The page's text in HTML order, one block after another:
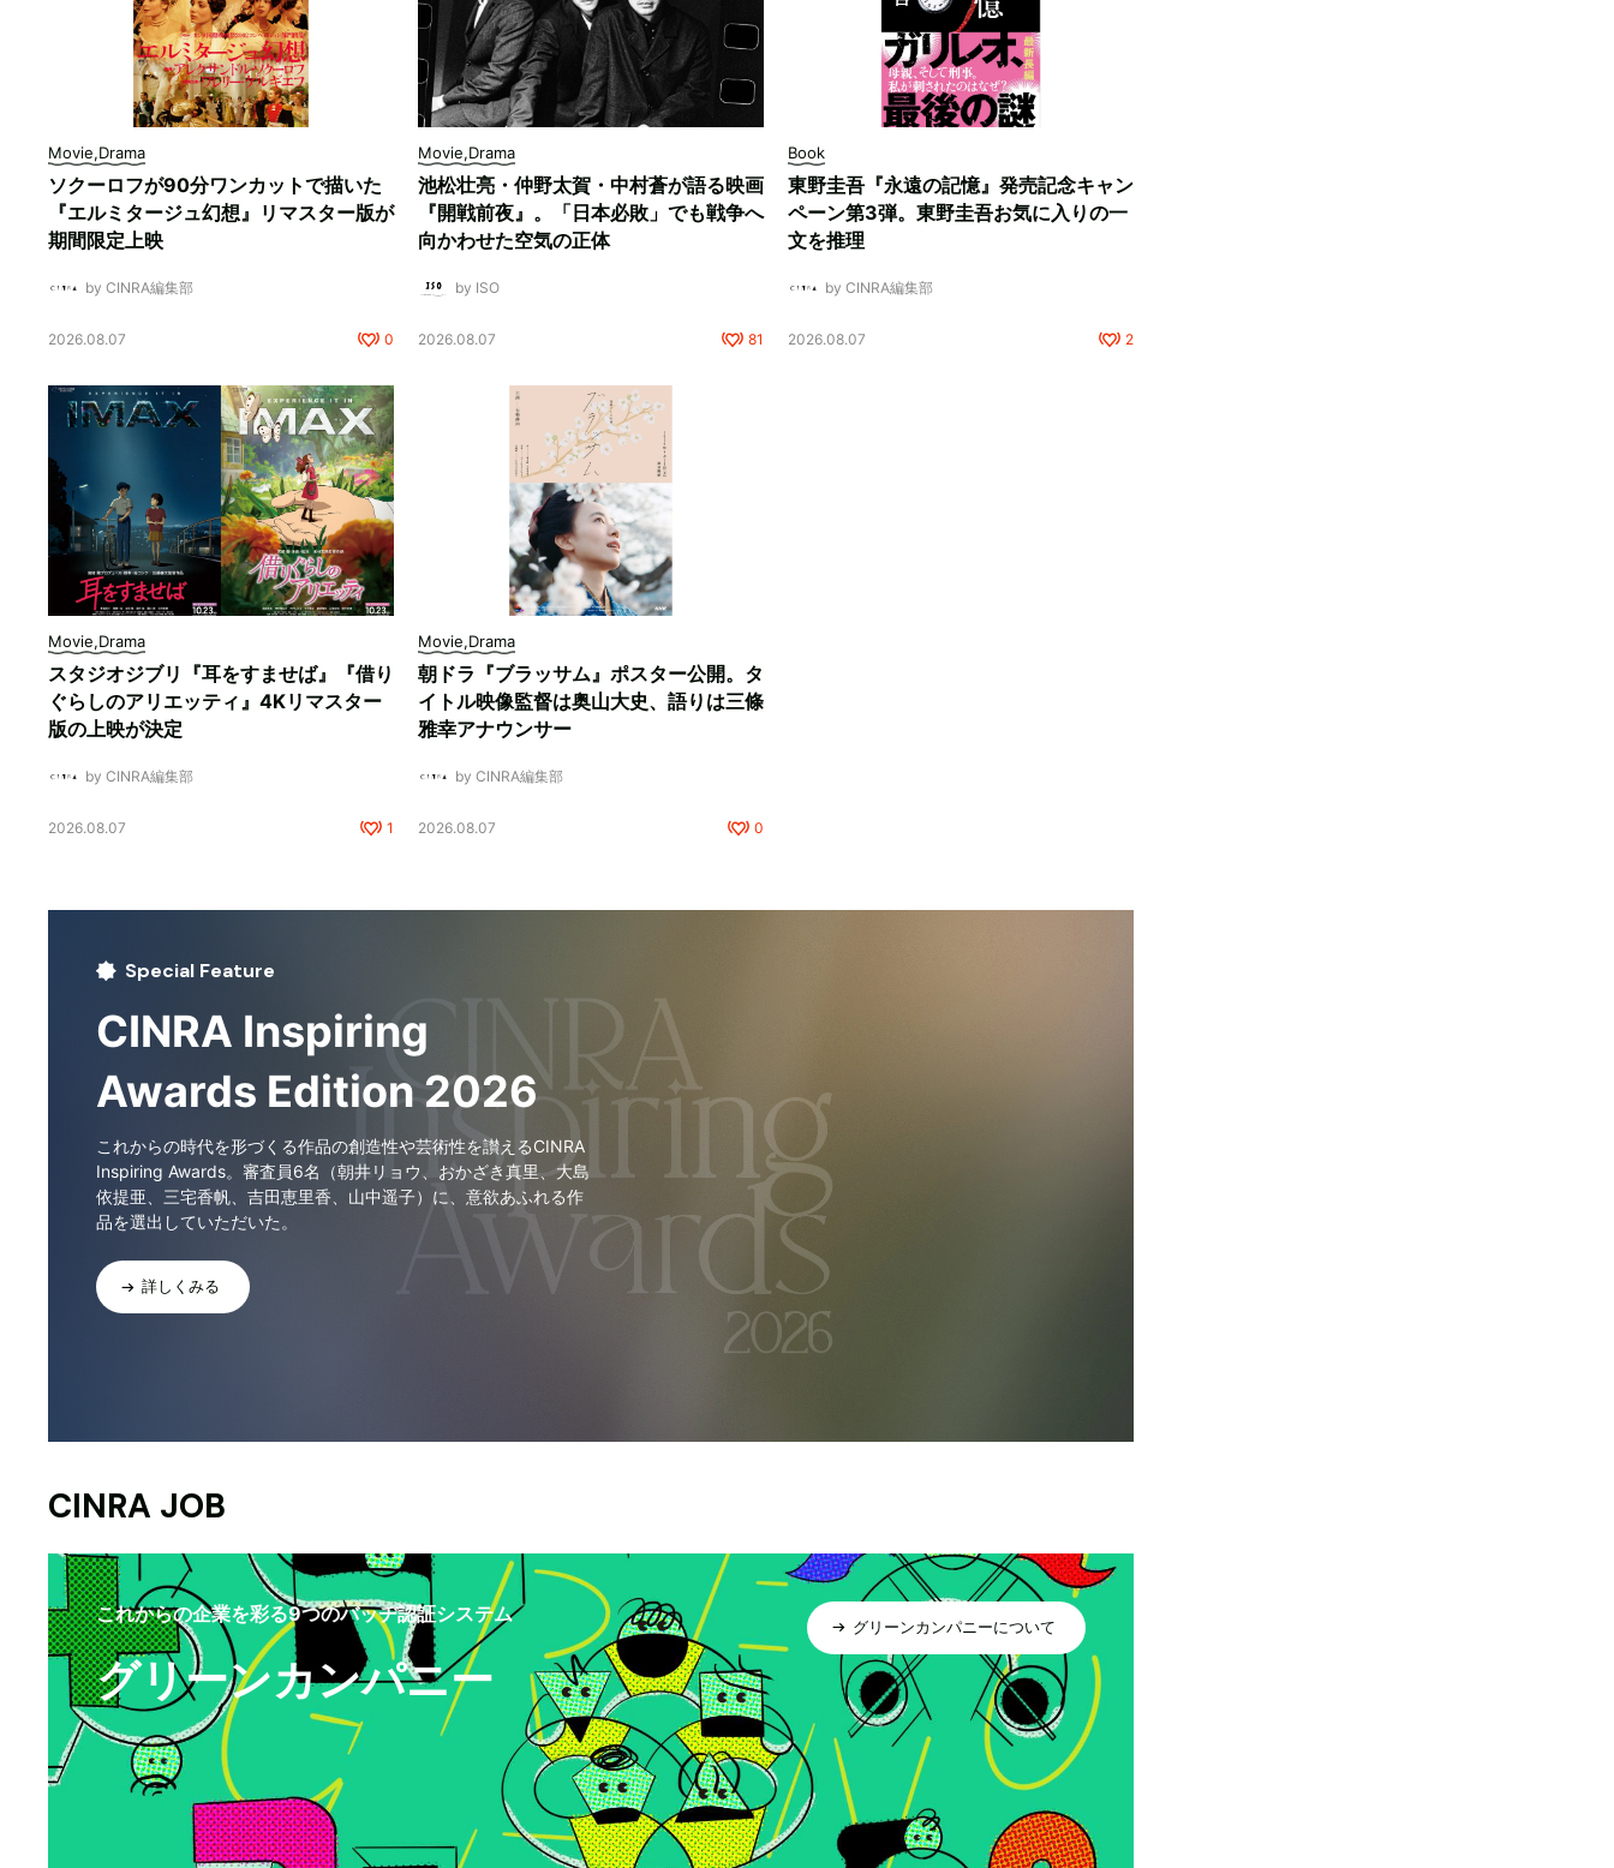
Movie,Drama
ソクーロフが90分ワンカットで描いた
『エルミタージュ幻想』リマスター版が
期間限定上映
by CINRA編集部
2026.08.07 0
Movie,Drama
池松壮亮・仲野太賀・中村蒼が語る映画
『開戦前夜』。「日本必敗」でも戦争へ
向かわせた空気の正体
by ISO
2026.08.07 81
Book
東野圭吾『永遠の記憶』発売記念キャン
ペーン第3弾。東野圭吾お気に入りの一
文を推理
by CINRA編集部
2026.08.07 2
Movie,Drama
スタジオジブリ『耳をすませば』『借り
ぐらしのアリエッティ』4Kリマスター
版の上映が決定
by CINRA編集部
2026.08.07 1
Movie,Drama
朝ドラ『ブラッサム』ポスター公開。タ
イトル映像監督は奥山大史、語りは三條
雅幸アナウンサー
by CINRA編集部
2026.08.07 0
Special Feature
CINRA Inspiring
Awards Edition 2026
これからの時代を形づくる作品の創造性や芸術性を讃えるCINRA
Inspiring Awards。審査員6名（朝井リョウ、おかざき真里、大島
依提亜、三宅香帆、吉田恵里香、山中遥子）に、意欲あふれる作
品を選出していただいた。
詳しくみる
CINRA JOB
これからの企業を彩る9つのバッヂ認証システム
グリーンカンパニー
グリーンカンパニーについて